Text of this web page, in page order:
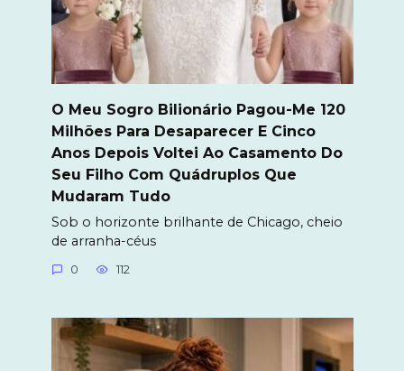
O Meu Sogro Bilionário Pagou-Me 120
Milhões Para Desaparecer E Cinco
Anos Depois Voltei Ao Casamento Do
Seu Filho Com Quádruplos Que
Mudaram Tudo
Sob o horizonte brilhante de Chicago, cheio
de arranha-céus
0 112